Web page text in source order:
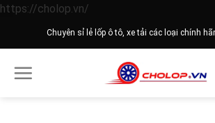
https://cholop.vn/
to
Chuyên sỉ lẻ lốp ô tô, xe tải các loại chính